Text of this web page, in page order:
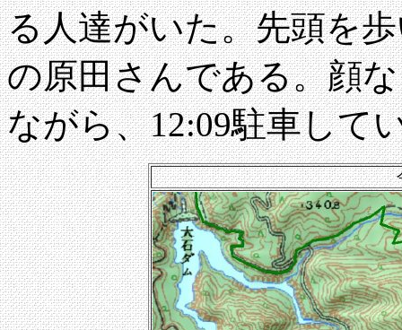
る人達がいた。先頭を
の原田さんである。顔
ながら、12:09駐車して